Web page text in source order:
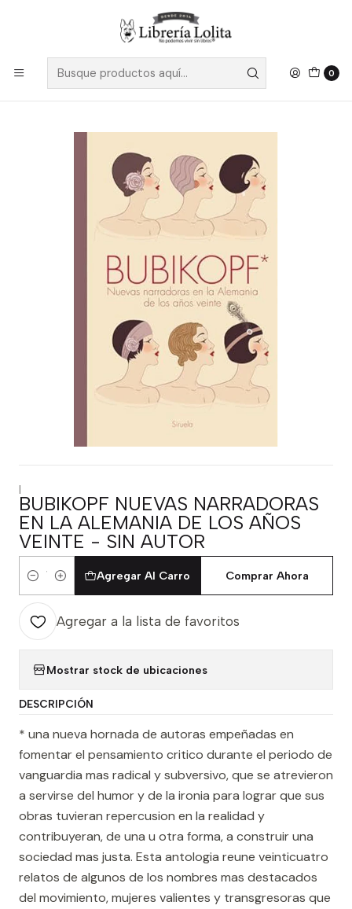
0
Despacho a todo Chile
Bubikopf Nuevas Narradoras En La Alemania De Los Años
|
BUBIKOPF NUEVAS NARRADORAS
EN LA ALEMANIA DE LOS AÑOS
VEINTE - SIN AUTOR
Cantidad
Agregar Al Carro Comprar Ahora
Agregar a la lista de favoritos
Mostrar stock de ubicaciones
DESCRIPCIÓN
* una nueva hornada de autoras empeñadas en
fomentar el pensamiento critico durante el periodo de
vanguardia mas radical y subversivo, que se atrevieron
a servirse del humor y de la ironia para lograr que sus
obras tuvieran repercusion en la realidad y
contribuyeran, de una u otra forma, a construir una
sociedad mas justa. Esta antologia reune veinticuatro
relatos de algunos de los nombres mas destacados
del movimiento, mujeres valientes y transgresoras que